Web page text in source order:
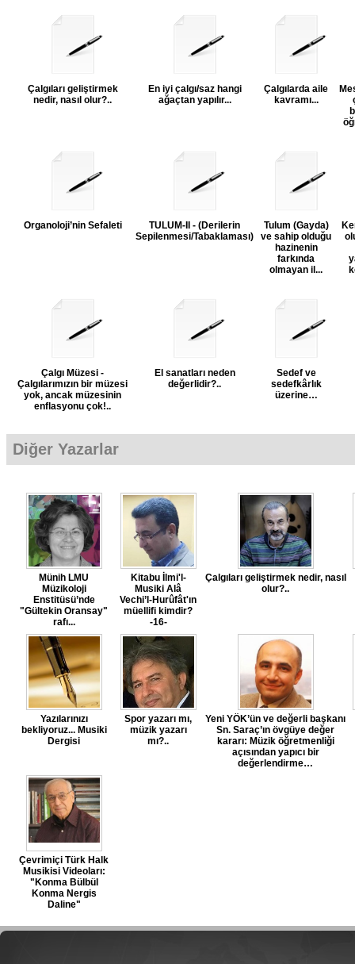
Çalgıları geliştirmek
nedir, nasıl olur?..
En iyi çalgı/saz hangi
ağaçtan yapılır...
Çalgılarda aile
kavramı...
Organoloji’nin Sefaleti
TULUM-II - (Derilerin
Sepilenmesi/Tabaklaması)
Tulum (Gayda)
ve sahip olduğu
hazinenin
farkında
olmayan il...
Çalgı Müzesi -
Çalgılarımızın bir müzesi
yok, ancak müzesinin
enflasyonu çok!..
El sanatları neden
değerlidir?..
Sedef ve
sedefkârlık
üzerine…
Diğer Yazarlar
Münih LMU
Müzikoloji
Enstitüsü’nde
"Gültekin Oransay"
rafı...
Kitabu İlmi'l-
Musiki Alâ
Vechi’l-Hurûfât'ın
müellifi kimdir?
-16-
Çalgıları geliştirmek nedir, nasıl
olur?..
Yazılarınızı
bekliyoruz... Musiki
Dergisi
Spor yazarı mı,
müzik yazarı
mı?..
Yeni YÖK’ün ve değerli başkanı
Sn. Saraç’ın övgüye değer
kararı: Müzik öğretmenliği
açısından yapıcı bir
değerlendirme…
Çevrimiçi Türk Halk
Musikisi Videoları:
"Konma Bülbül
Konma Nergis
Daline"